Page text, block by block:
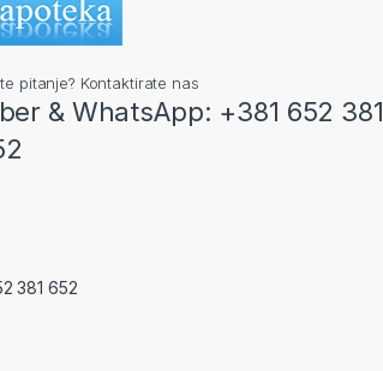
pitanje? Kontaktirate nas
& WhatsApp: +381 652 381
381 652